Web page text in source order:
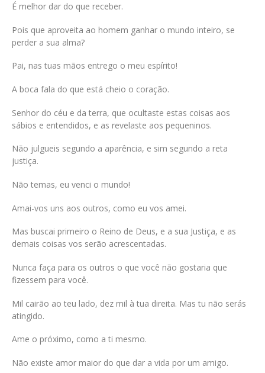
É melhor dar do que receber.
Pois que aproveita ao homem ganhar o mundo inteiro, se
perder a sua alma?
Pai, nas tuas mãos entrego o meu espírito!
A boca fala do que está cheio o coração.
Senhor do céu e da terra, que ocultaste estas coisas aos
sábios e entendidos, e as revelaste aos pequeninos.
Não julgueis segundo a aparência, e sim segundo a reta
justiça.
Não temas, eu venci o mundo!
Amai-vos uns aos outros, como eu vos amei.
Mas buscai primeiro o Reino de Deus, e a sua Justiça, e as
demais coisas vos serão acrescentadas.
Nunca faça para os outros o que você não gostaria que
fizessem para você.
Mil cairão ao teu lado, dez mil à tua direita. Mas tu não serás
atingido.
Ame o próximo, como a ti mesmo.
Não existe amor maior do que dar a vida por um amigo.